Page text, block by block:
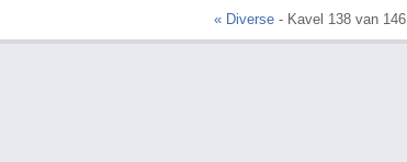
« Diverse- Kavel 138 van 146